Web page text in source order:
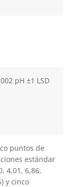
pH ±1 LSD
puntos de
estándar
4,01, 6,86,
y cinco